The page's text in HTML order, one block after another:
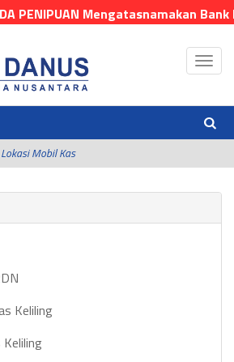
PENIPUAN Mengatasnamakan
Lokasi Mobil Kas
Keliling